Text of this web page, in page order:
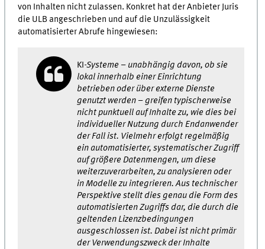
von Inhalten nicht zulassen. Konkret hat der Anbieter Juris
die ULB angeschrieben und auf die Unzulässigkeit
automatisierter Abrufe hingewiesen:
KI-Systeme – unabhängig davon, ob sie
lokal innerhalb einer Einrichtung
betrieben oder über externe Dienste
genutzt werden – greifen typischerweise
nicht punktuell auf Inhalte zu, wie dies bei
individueller Nutzung durch Endanwender
der Fall ist. Vielmehr erfolgt regelmäßig
ein automatisierter, systematischer Zugriff
auf größere Datenmengen, um diese
weiter­zuverarbeiten, zu analysieren oder
in Modelle zu integrieren. Aus technischer
Perspektive stellt dies genau die Form des
automatisierten Zugriffs dar, die durch die
geltenden Lizenz­bedingungen
ausgeschlossen ist. Dabei ist nicht primär
der Verwendungs­zweck der Inhalte